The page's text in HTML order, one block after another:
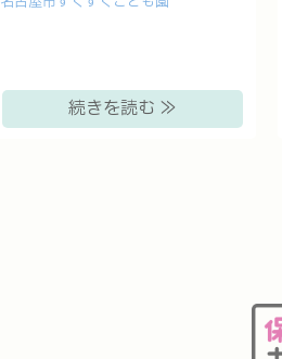
続きを読む ≫